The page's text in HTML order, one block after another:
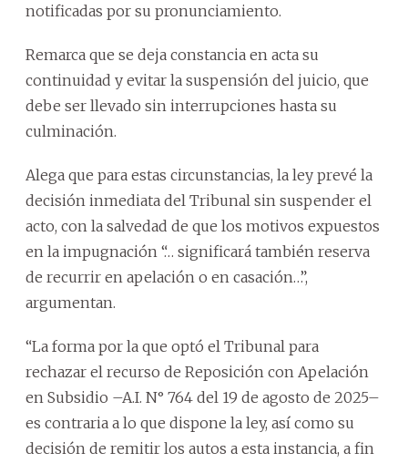
notificadas por su pronunciamiento.
Remarca que se deja constancia en acta su
continuidad y evitar la suspensión del juicio, que
debe ser llevado sin interrupciones hasta su
culminación.
Alega que para estas circunstancias, la ley prevé la
decisión inmediata del Tribunal sin suspender el
acto, con la salvedad de que los motivos expuestos
en la impugnación “… significará también reserva
de recurrir en apelación o en casación…”,
argumentan.
“La forma por la que optó el Tribunal para
rechazar el recurso de Reposición con Apelación
en Subsidio –A.I. N° 764 del 19 de agosto de 2025–
es contraria a lo que dispone la ley, así como su
decisión de remitir los autos a esta instancia, a fin